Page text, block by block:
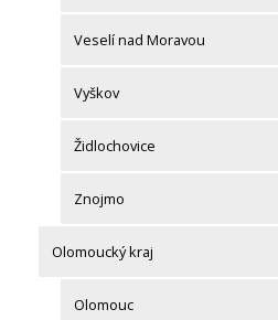
Veselí nad Moravou
Vyškov
Židlochovice
Znojmo
Olomoucký kraj
Olomouc